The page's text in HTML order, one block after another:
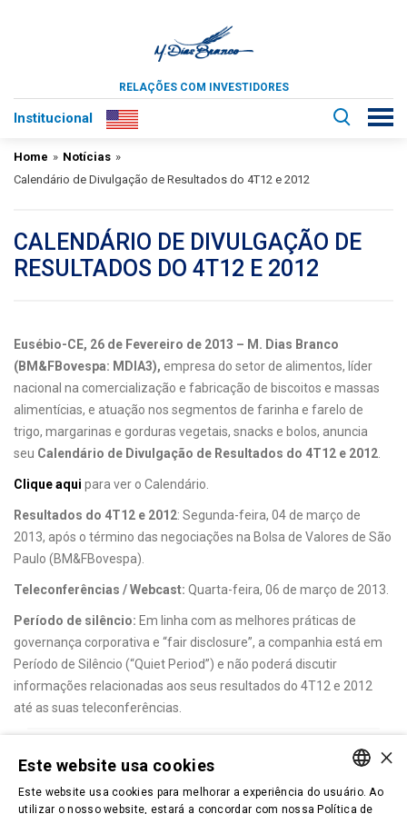
RELAÇÕES COM INVESTIDORES
Institucional
Home » Notícias »
Calendário de Divulgação de Resultados do 4T12 e 2012
CALENDÁRIO DE DIVULGAÇÃO DE
RESULTADOS DO 4T12 E 2012
Eusébio-CE, 26 de Fevereiro de 2013 – M. Dias Branco
(BM&FBovespa: MDIA3), empresa do setor de alimentos, líder
nacional na comercialização e fabricação de biscoitos e massas
alimentícias, e atuação nos segmentos de farinha e farelo de
trigo, margarinas e gorduras vegetais, snacks e bolos, anuncia
seu Calendário de Divulgação de Resultados do 4T12 e 2012
Clique aqui para ver o Calendário.
Resultados do 4T12 e 2012: Segunda-feira, 04 de março de
2013, após o término das negociações na Bolsa de Valores de São
Paulo (BM&FBovespa).
Teleconferências / Webcast: Quarta-feira, 06 de março de 2013.
Período de silêncio: Em linha com as melhores práticas de
governança corporativa e “fair disclosure”, a companhia está em
Período de Silêncio (“Quiet Period”) e não poderá discutir
informações relacionadas aos seus resultados do 4T12 e 2012
até as suas teleconferências.
TOPO
PORTUGUESE
×
Este website usa cookies
Este website usa cookies para melhorar a experiência do usuário. Ao
utilizar o nosso website, estará a concordar com nossa Política de